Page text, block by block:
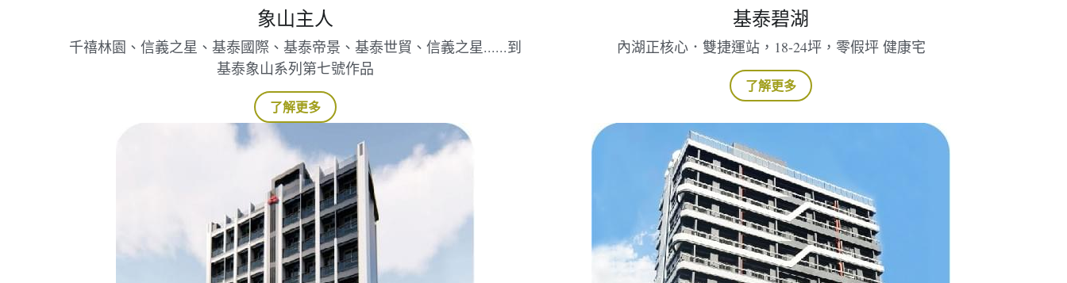
千禧林園、信義之星、基泰國際、基泰帝景、基泰世貿、信義之星......到
基泰象山系列第七號作品
了解更多
內湖正核心．雙捷運站，18-24坪，零假坪 健康宅
了解更多